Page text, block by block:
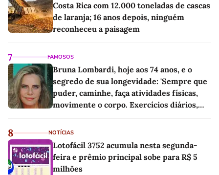
Costa Rica com 12.000 toneladas de cascas
de laranja; 16 anos depois, ninguém
reconheceu a paisagem
7 FAMOSOS
Bruna Lombardi, hoje aos 74 anos, e o
segredo de sua longevidade: 'Sempre que
puder, caminhe, faça atividades físicas,
movimente o corpo. Exercícios diários,
8 NOTÍCIAS
Lotofácil 3752 acumula nesta segunda-
feira e prêmio principal sobe para R$ 5
milhões